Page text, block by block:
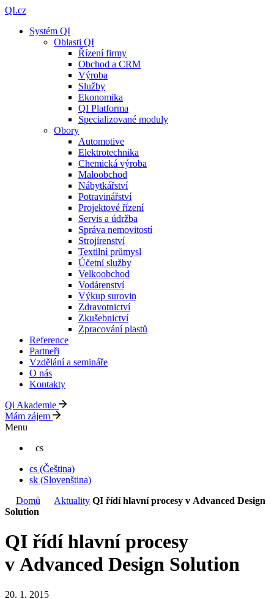
QI.cz
Systém QI
Oblasti QI
Řízení firmy
Obchod a CRM
Výroba
Služby
Ekonomika
QI Platforma
Specializované moduly
Obory
Automotive
Elektrotechnika
Chemická výroba
Maloobchod
Nábytkářství
Potravinářství
Projektové řízení
Servis a údržba
Správa nemovitostí
Strojírenství
Textilní průmysl
Účetní služby
Velkoobchod
Vodárenství
Výkup surovin
Zdravotnictví
Zkušebnictví
Zpracování plastů
Reference
Partneři
Vzdělání a semináře
O nás
Kontakty
Qi Akademie
Mám zájem
Menu
cs
cs (Čeština)
sk (Slovenština)
Domů
Aktuality QI řídí hlavní procesy v Advanced Design
Solution
QI řídí hlavní procesy
v Advanced Design Solution
20. 1. 2015